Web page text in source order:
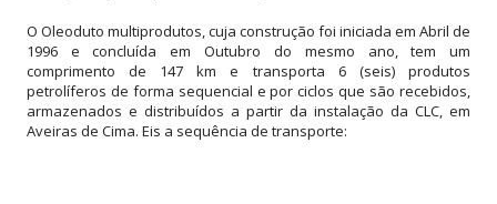
O Oleoduto multiprodutos, cuja construção foi iniciada em Abril de
1996 e concluída em Outubro do mesmo ano, tem um
comprimento de 147 km e transporta 6 (seis) produtos
petrolíferos de forma sequencial e por ciclos que são recebidos,
armazenados e distribuídos a partir da instalação da CLC, em
Aveiras de Cima. Eis a sequência de transporte: